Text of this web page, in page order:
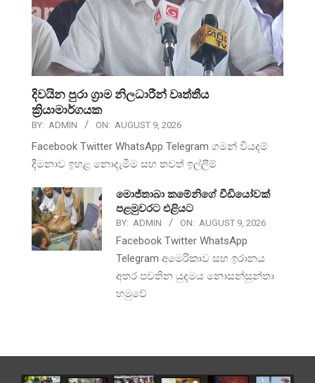
දිවයින පුරා ග්‍රාම නිලධාරීන් වෘත්තීය
ක්‍රියාමාර්ගයක
BY: ADMIN ON: AUGUST 9, 2026
Facebook Twitter WhatsApp Telegram ගමන් වියදම්
දීමනාව ඉහළ නොදැමීම සහ තවත් ඉල්ලීම්
මොජ්තාබා කමේනිගේ වීඩියෝවක්
පළමුවරට එළියට
BY: ADMIN ON: AUGUST 9, 2026
Facebook Twitter WhatsApp
Telegram අමෙරිකාව සහ ඉරානය
අතර පවතින යුදමය නොසන්සුන්තා
හමුවේ